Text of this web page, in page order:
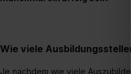
Wie viele
Je nachdem wie viele